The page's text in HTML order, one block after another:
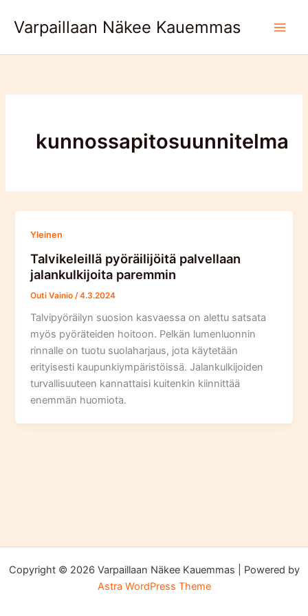
Varpaillaan Näkee Kauemmas
kunnossapitosuunnitelma
Yleinen
Talvikeleillä pyöräilijöitä palvellaan
jalankulkijoita paremmin
Outi Vainio /4.3.2024
Talvipyöräilyn suosion kasvaessa on alettu satsata
myös pyöräteiden hoitoon. Pelkän lumenluonnin
rinnalle on tuotu suolaharjaus, jota käytetään
erityisesti kaupunkiympäristöissä. Jalankulkijoiden
turvallisuuteen kannattaisi kuitenkin kiinnittää
enemmän huomiota.
Copyright © 2026 Varpaillaan Näkee Kauemmas | Powered by
Astra WordPress Theme